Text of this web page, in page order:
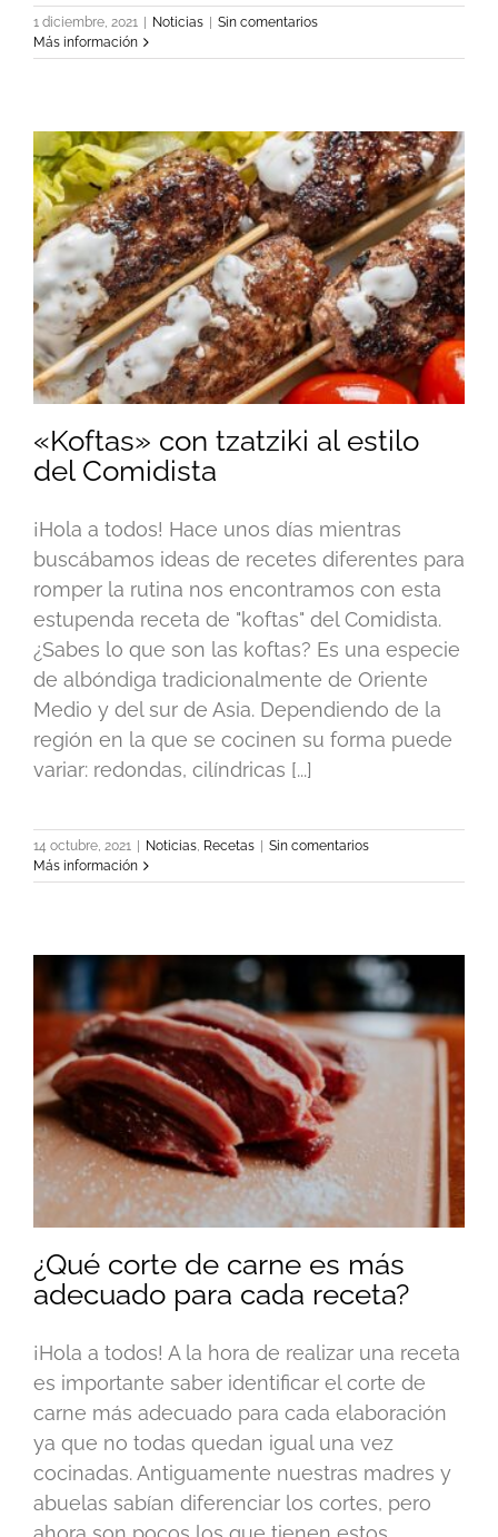
1 diciembre, 2021 | Noticias | Sin comentarios
Más información
«Koftas» con tzatziki al estilo
del Comidista
¡Hola a todos! Hace unos días mientras
buscábamos ideas de recetes diferentes para
romper la rutina nos encontramos con esta
estupenda receta de "koftas" del Comidista.
¿Sabes lo que son las koftas? Es una especie
de albóndiga tradicionalmente de Oriente
Medio y del sur de Asia. Dependiendo de la
región en la que se cocinen su forma puede
variar: redondas, cilíndricas [...]
14 octubre, 2021 | Noticias Recetas | Sin comentarios
Más información
¿Qué corte de carne es más
adecuado para cada receta?
¡Hola a todos! A la hora de realizar una receta
es importante saber identificar el corte de
carne más adecuado para cada elaboración
ya que no todas quedan igual una vez
cocinadas. Antiguamente nuestras madres y
abuelas sabían diferenciar los cortes, pero